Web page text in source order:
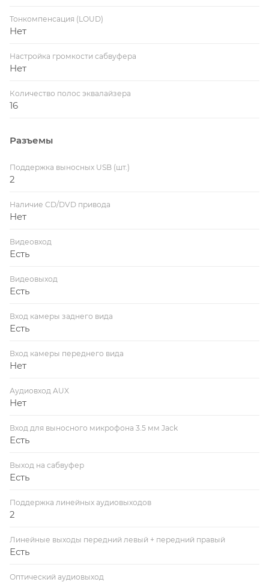
Тонкомпенсация (LOUD)
Нет
Настройка громкости сабвуфера
Нет
Количество полос эквалайзера
16
Разъемы
Поддержка выносных USB (шт.)
2
Наличие CD/DVD привода
Нет
Видеовход
Есть
Видеовыход
Есть
Вход камеры заднего вида
Есть
Вход камеры переднего вида
Нет
Аудиовход AUX
Нет
Вход для выносного микрофона 3.5 мм Jack
Есть
Выход на сабвуфер
Есть
Поддержка линейных аудиовыходов
2
Линейные выходы передний левый + передний правый
Есть
Оптический аудиовыход